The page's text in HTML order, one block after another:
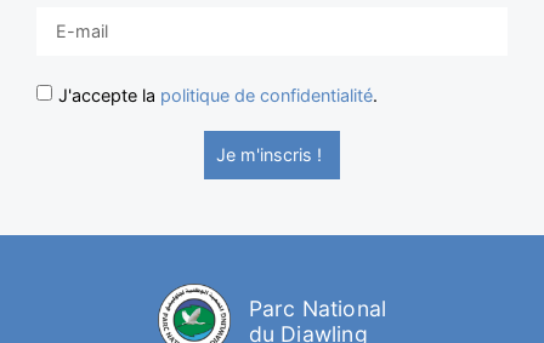
J'accepte la politique de confidentialité
Je m'inscris !
Parc National
du Diawling